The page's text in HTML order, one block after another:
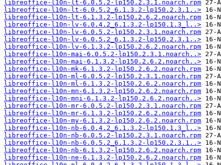
libreoffice-l10n-lt-6.0.5.2-lp150.2.3.1.noarch.rpm
libreoffice-l10n-lt-6.0.5.2_6.1.3.2-lp150.2.3.1..>
libreoffice-l10n-lt-6.1.3.2-lp150.2.6.2.noarch.rpm
libreoffice-l10n-lv-6.0.4.2_6.1.3.2-lp150.1.3_l..>
libreoffice-l10n-lv-6.0.5.2-lp150.2.3.1.noarch.rpm
libreoffice-l10n-lv-6.0.5.2_6.1.3.2-lp150.2.3.1..>
libreoffice-l10n-lv-6.1.3.2-lp150.2.6.2.noarch.rpm
libreoffice-l10n-mai-6.0.5.2-lp150.2.3.1.noarch..>
libreoffice-l10n-mai-6.1.3.2-lp150.2.6.2.noarch..>
libreoffice-l10n-mk-6.1.3.2-lp150.2.6.2.noarch.rpm
libreoffice-l10n-ml-6.0.5.2-lp150.2.3.1.noarch.rpm
libreoffice-l10n-ml-6.1.3.2-lp150.2.6.2.noarch.rpm
libreoffice-l10n-mn-6.1.3.2-lp150.2.6.2.noarch.rpm
libreoffice-l10n-mni-6.1.3.2-lp150.2.6.2.noarch..>
libreoffice-l10n-mr-6.0.5.2-lp150.2.3.1.noarch.rpm
libreoffice-l10n-mr-6.1.3.2-lp150.2.6.2.noarch.rpm
libreoffice-l10n-my-6.1.3.2-lp150.2.6.2.noarch.rpm
libreoffice-l10n-nb-6.0.4.2_6.1.3.2-lp150.1.3_l..>
libreoffice-l10n-nb-6.0.5.2-lp150.2.3.1.noarch.rpm
libreoffice-l10n-nb-6.0.5.2_6.1.3.2-lp150.2.3.1..>
libreoffice-l10n-nb-6.1.3.2-lp150.2.6.2.noarch.rpm
libreoffice-l10n-ne-6.1.3.2-lp150.2.6.2.noarch.rpm